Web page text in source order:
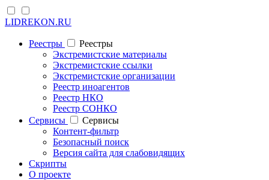
LIDREKON.RU
Реестры
Реестры
Экстремистские материалы
Экстремистские ссылки
Экстремистские организации
Реестр иноагентов
Реестр НКО
Реестр СОНКО
Cервисы
Cервисы
Контент-фильтр
Безопасный поиск
Версия сайта для слабовидящих
Скрипты
О проекте